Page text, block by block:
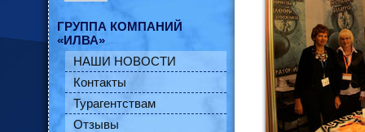
ГРУППА КОМПАНИЙ
«ИЛВА»
НАШИ НОВОСТИ
Контакты
Турагентствам
Отзывы